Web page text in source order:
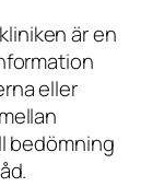
är en
eller
bedömning